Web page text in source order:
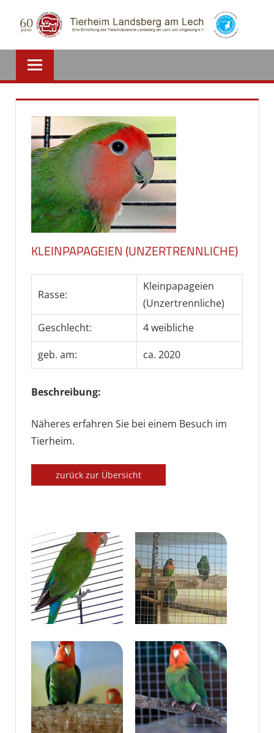
Inhalt
KLEINPAPAGEIEN (UNZERTRENNLICHE)
Rasse:
Kleinpapageien
(Unzertrennliche)
Geschlecht:
4 weibliche
geb. am:
ca. 2020
Beschreibung:
Näheres erfahren Sie bei einem Besuch im
Tierheim.
zurück zur Übersicht